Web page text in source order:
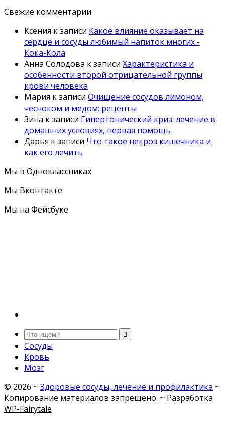
Свежие комментарии
Ксения к записи Какое влияние оказывает на
сердце и сосуды любимый напиток многих -
Кока-Кола
Анна Солодова к записи Характеристика и
особенности второй отрицательной группы
крови человека
Мария к записи Очищение сосудов лимоном,
чесноком и медом: рецепты
Зина к записи Гипертонический криз: лечение в
домашних условиях, первая помощь
Дарья к записи Что такое некроз кишечника и
как его лечить
Мы в Одноклассниках
Мы Вконтакте
Мы на Фейсбуке
Сосуды
Кровь
Мозг
© 2026 ~ Здоровые сосуды, лечение и профилактика ~
Копирование материалов запрещено. ~ Разработка
WP-Fairytale